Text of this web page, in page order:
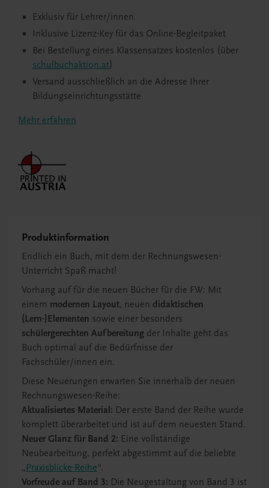
Exklusiv für Lehrer/innen
Inklusive Lizenz-Key für das Online-Begleitpaket
Bei Bestellung eines Klassensatzes kostenlos (über
schulbuchaktion.at)
Versand ausschließlich an die Adresse Ihrer
Bildungseinrichtungsstätte
Mehr erfahren
Produktinformation
Endlich ein Buch, mit dem der Rechnungswesen-
Unterricht Spaß macht!
Vorhang auf für die neuen Bücher für die FW: Mit
einem modernen Layout, neuen didaktischen
(Lern-)Elementen sowie einer besonders
schülergerechten Aufbereitung der Inhalte geht das
Buch optimal auf die Bedürfnisse der
Fachschüler/innen ein.
Diese Neuerungen erwarten Sie innerhalb der neuen
Rechnungswesen-Reihe:
Aktualisiertes Material: Der erste Band der Reihe wurde
komplett überarbeitet und ist auf dem neuesten Stand.
Neuer Glanz für Band 2: Eine vollständige
Neubearbeitung, perfekt abgestimmt auf die beliebte
„Praxisblicke-Reihe“.
Vorfreude auf Band 3: Die Neugestaltung von Band 3 ist